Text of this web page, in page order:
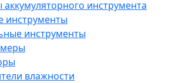
инструмента
инструменты
инструменты
влажности